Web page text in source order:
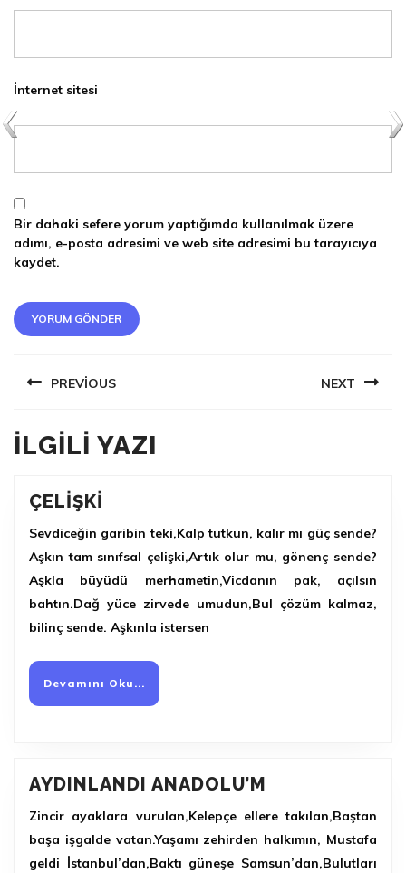
İnternet sitesi
Bir dahaki sefere yorum yaptığımda kullanılmak üzere
adımı, e-posta adresimi ve web site adresimi bu tarayıcıya
kaydet.
PREVIOUS
Previous
post:
NEXT
ILGILI YAZI
ÇELİŞKİ
Sevdiceğin garibin teki,Kalp tutkun, kalır mı güç sende?
Aşkın tam sınıfsal çelişki,Artık olur mu, gönenç sende?
Aşkla büyüdü merhametin,Vicdanın pak, açılsın
bahtın.Dağ yüce zirvede umudun,Bul çözüm kalmaz,
bilinç sende. Aşkınla istersen
Devamını Oku...
Oku...
AYDINLANDI ANADOLU’M
Zincir ayaklara vurulan,Kelepçe ellere takılan,Baştan
başa işgalde vatan.Yaşamı zehirden halkımın, Mustafa
geldi İstanbul’dan,Baktı güneşe Samsun’dan,Bulutları